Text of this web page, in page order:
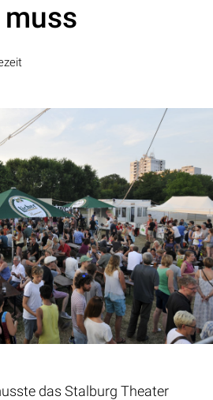
das Stalburg Theater